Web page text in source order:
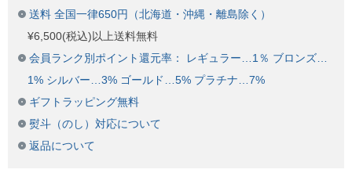
送料 全国一律650円（北海道・沖縄・離島除く）
¥6,500(税込)以上送料無料
会員ランク別ポイント還元率： レギュラー…1％ ブロンズ…
1% シルバー…3% ゴールド…5% プラチナ…7%
ギフトラッピング無料
熨斗（のし）対応について
返品について